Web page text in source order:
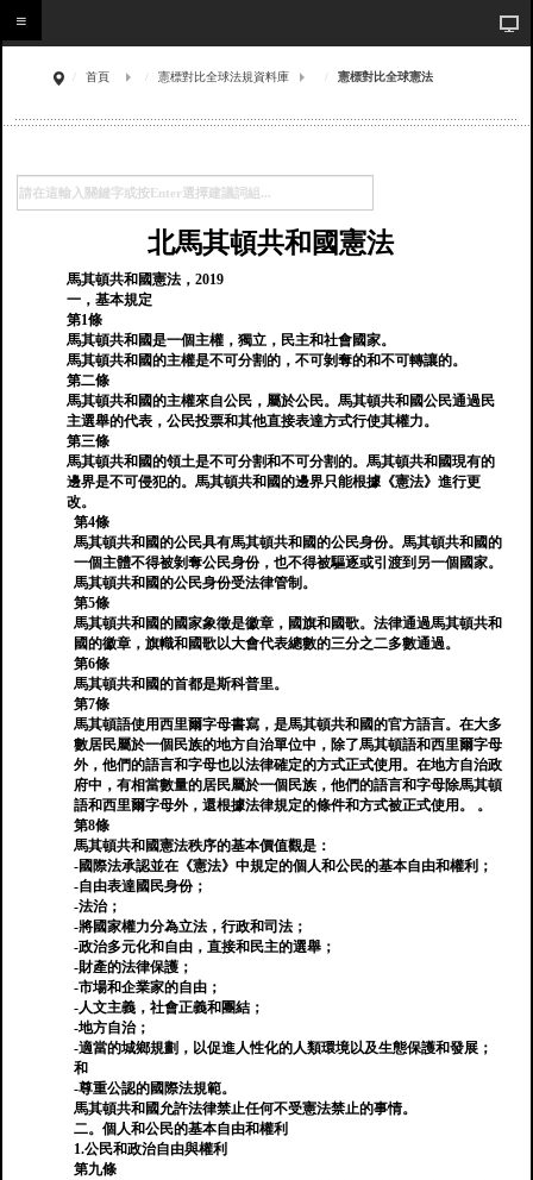
首頁 憲標對比全球法規資料庫 憲標對比全球憲法
北馬其頓共和國憲法
馬其頓共和國憲法，2019
一，基本規定
第1條
馬其頓共和國是一個主權，獨立，民主和社會國家。
馬其頓共和國的主權是不可分割的，不可剝奪的和不可轉讓的。
第二條
馬其頓共和國的主權來自公民，屬於公民。馬其頓共和國公民通過民
主選舉的代表，公民投票和其他直接表達方式行使其權力。
第三條
馬其頓共和國的領土是不可分割和不可分割的。馬其頓共和國現有的
邊界是不可侵犯的。馬其頓共和國的邊界只能根據《憲法》進行更
改。
第4條
馬其頓共和國的公民具有馬其頓共和國的公民身份。馬其頓共和國的
一個主體不得被剝奪公民身份，也不得被驅逐或引渡到另一個國家。
馬其頓共和國的公民身份受法律管制。
第5條
馬其頓共和國的國家象徵是徽章，國旗和國歌。法律通過馬其頓共和
國的徽章，旗幟和國歌以大會代表總數的三分之二多數通過。
第6條
馬其頓共和國的首都是斯科普里。
第7條
馬其頓語使用西里爾字母書寫，是馬其頓共和國的官方語言。在大多
數居民屬於一個民族的地方自治單位中，除了馬其頓語和西里爾字母
外，他們的語言和字母也以法律確定的方式正式使用。在地方自治政
府中，有相當數量的居民屬於一個民族，他們的語言和字母除馬其頓
語和西里爾字母外，還根據法律規定的條件和方式被正式使用。 。
第8條
馬其頓共和國憲法秩序的基本價值觀是：
-國際法承認並在《憲法》中規定的個人和公民的基本自由和權利；
-自由表達國民身份；
-法治；
-將國家權力分為立法，行政和司法；
-政治多元化和自由，直接和民主的選舉；
-財產的法律保護；
-市場和企業家的自由；
-人文主義，社會正義和團結；
-地方自治；
-適當的城鄉規劃，以促進人性化的人類環境以及生態保護和發展；
和
-尊重公認的國際法規範。
馬其頓共和國允許法律禁止任何不受憲法禁止的事情。
二。個人和公民的基本自由和權利
1.公民和政治自由與權利
第九條